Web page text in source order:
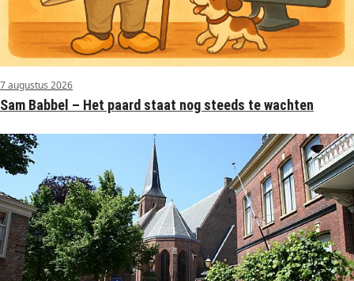
7 augustus 2026
Sam Babbel – Het paard staat nog steeds te wachten